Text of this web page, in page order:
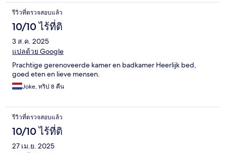
รีวิวที่ตรวจสอบแล้ว
10/10 ไร้ที่ติ
3 ส.ค. 2025
แปลด้วย Google
Prachtige gerenoveerde kamer en badkamer Heerlijk bed,
goed eten en lieve mensen.
Joke, ทริป 8 คืน
รีวิวที่ตรวจสอบแล้ว
10/10 ไร้ที่ติ
27 เม.ย. 2025